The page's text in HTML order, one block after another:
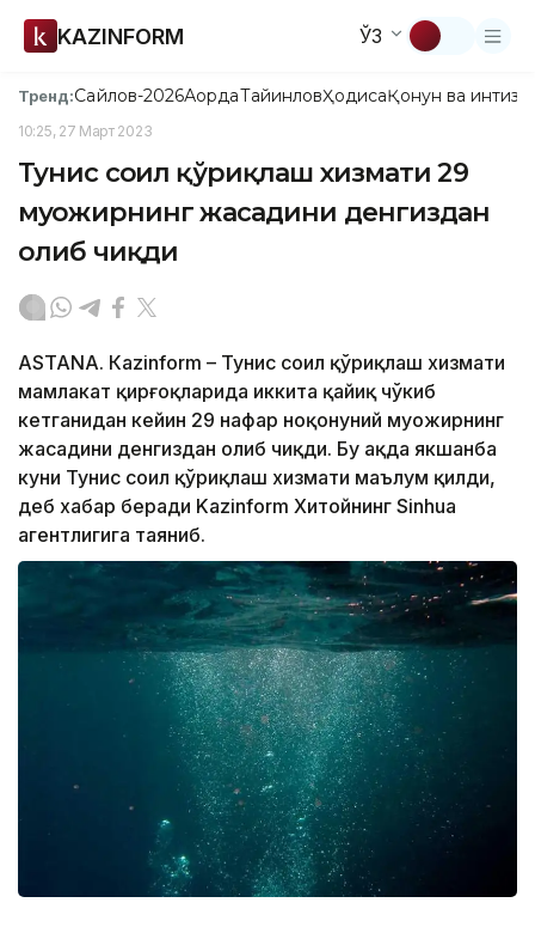
KAZINFORM ЎЗ
Тренд:Сайлов-2026АқордаТайинловҲодисаҚонун ва
10:25, 27 Март 2023
Тунис соҳил қўриқлаш хизмати 29
муҳожирнинг жасадини денгиздан
олиб чиқди
ASTANА. Кazinform – Тунис соҳил қўриқлаш хизмати
мамлакат қирғоқларида иккита қайиқ чўкиб
кетганидан кейин 29 нафар ноқонуний муҳожирнинг
жасадини денгиздан олиб чиқди. Бу ҳақда якшанба
куни Тунис соҳил қўриқлаш хизмати маълум қилди,
деб хабар беради Kazinform Хитойнинг Sinhua
агентлигига таяниб.